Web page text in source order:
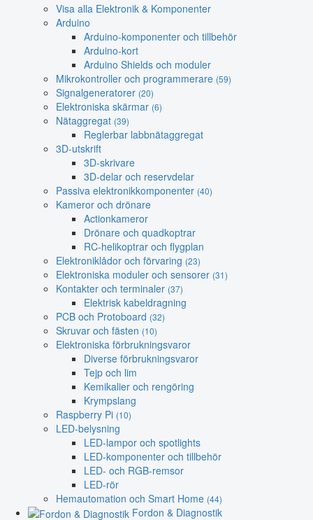
Visa alla Elektronik & Komponenter
Arduino
Arduino-komponenter och tillbehör
Arduino-kort
Arduino Shields och moduler
Mikrokontroller och programmerare (59)
Signalgeneratorer (20)
Elektroniska skärmar (6)
Nätaggregat (39)
Reglerbar labbnätaggregat
3D-utskrift
3D-skrivare
3D-delar och reservdelar
Passiva elektronikkomponenter (40)
Kameror och drönare
Actionkameror
Drönare och quadkoptrar
RC-helikoptrar och flygplan
Elektroniklådor och förvaring (23)
Elektroniska moduler och sensorer (31)
Kontakter och terminaler (37)
Elektrisk kabeldragning
PCB och Protoboard (32)
Skruvar och fästen (10)
Elektroniska förbrukningsvaror
Diverse förbrukningsvaror
Tejp och lim
Kemikalier och rengöring
Krympslang
Raspberry Pi (10)
LED-belysning
LED-lampor och spotlights
LED-komponenter och tillbehör
LED- och RGB-remsor
LED-rör
Hemautomation och Smart Home (44)
Fordon & Diagnostik